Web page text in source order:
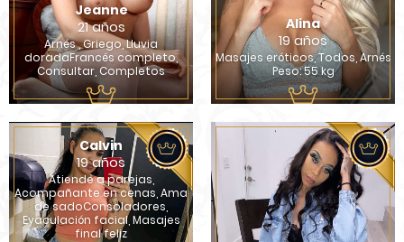
Jeanne
21 años
Arnés , Griego, Lluvia
doradaFrancés completo,
Consultar, Completos
Alina
19 años
Masajes eróticos, Todos, Arnés
Peso: 55 kg
Calvin
19 años
Atiende a parejas,
Acompañante en cenas, Ama
de sadoConsoladores,
Eyaculación facial, Masajes
final feliz